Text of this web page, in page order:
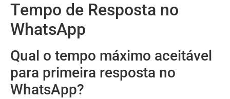
Tempo de Resposta no
WhatsApp
Qual o tempo máximo aceitável
para primeira resposta no
WhatsApp?